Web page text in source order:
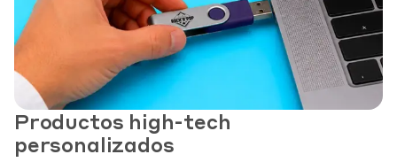
Productos high-tech
personalizados